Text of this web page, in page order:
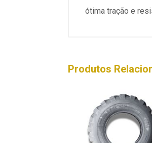
ótima tração e
Produtos